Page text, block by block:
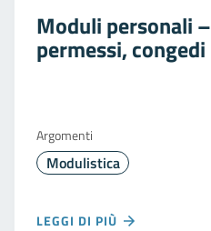
Moduli personali –
permessi, congedi
Argomenti
Modulistica
LEGGI DI PIÙ